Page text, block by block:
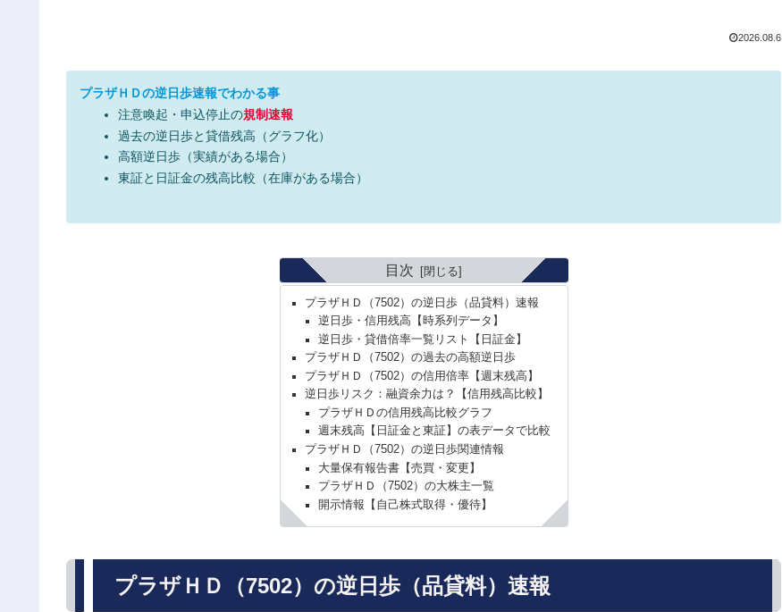
2026.08.6
プラザＨＤの逆日歩速報でわかる事
注意喚起・申込停止の規制速報
過去の逆日歩と貸借残高（グラフ化）
高額逆日歩（実績がある場合）
東証と日証金の残高比較（在庫がある場合）
目次
プラザＨＤ（7502）の逆日歩（品貸料）速報
逆日歩・信用残高【時系列データ】
逆日歩・貸借倍率一覧リスト【日証金】
プラザＨＤ（7502）の過去の高額逆日歩
プラザＨＤ（7502）の信用倍率【週末残高】
逆日歩リスク：融資余力は？【信用残高比較】
プラザＨＤの信用残高比較グラフ
週末残高【日証金と東証】の表データで比較
プラザＨＤ（7502）の逆日歩関連情報
大量保有報告書【売買・変更】
プラザＨＤ（7502）の大株主一覧
開示情報【自己株式取得・優待】
プラザＨＤ（7502）の逆日歩（品貸料）速報